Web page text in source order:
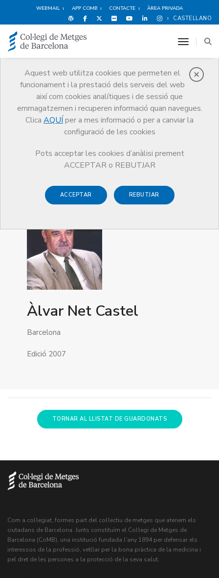
WEBMAIL APP COMB CONTACTE ÀREA PRIVADA
CASTELLANO
Aquest web utilitza cookies que permeten el
funcionament i la prestació dels serveis del web
així com cookies analítiques i de sessió que
emmagatzemen i recuperen informació quan navegues.
Clica AQUÍ per a mes informació o per a canviar la
configuració de les cookies
Pots acceptar les cookies d’anàlisi prement
ACCEPTAR o REBUTJAR
ACCEPTAR REBUTJAR
toggle
Premis
Premis Guardonat Edició 2007
Guardonat Edició 2007
Àlvar Net Castel
Barcelona
Edició 2007
TORNAR AL LLISTAT DE GUARDONATS
Com a col·legiat, formes part del col·lectiu de metges que atenem els
ciutadans de Barcelona. Junts constituïm el Col·legi de Metges de
Barcelona (CoMB), una institució fundada l'any 1894 per defensar els
interessos de la professió, vetllar per la bona pràctica de la medicina i
pel dret de les persones a la protecció de la seva salut.